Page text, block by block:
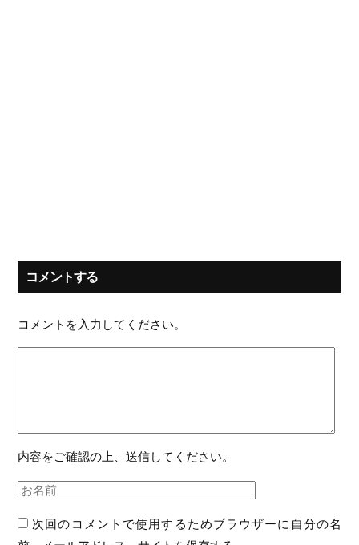
コメントする
コメントを入力してください。
内容をご確認の上、送信してください。
次回のコメントで使用するためブラウザーに自分の名